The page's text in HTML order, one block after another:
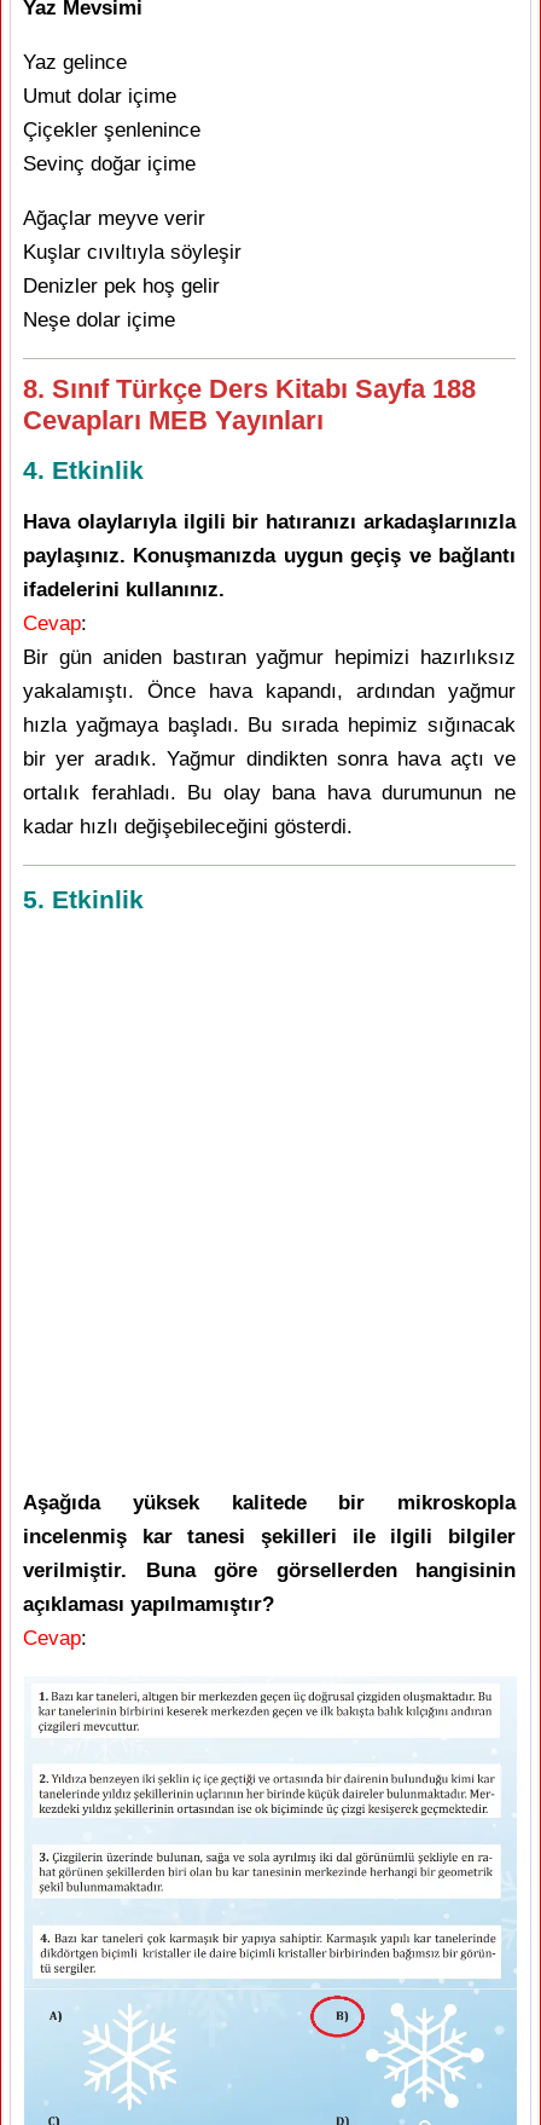
Yaz Mevsimi
Yaz gelince
Umut dolar içime
Çiçekler şenlenince
Sevinç doğar içime
Ağaçlar meyve verir
Kuşlar cıvıltıyla söyleşir
Denizler pek hoş gelir
Neşe dolar içime
8. Sınıf Türkçe Ders Kitabı Sayfa 188
Cevapları MEB Yayınları
4. Etkinlik
Hava olaylarıyla ilgili bir hatıranızı arkadaşlarınızla
paylaşınız. Konuşmanızda uygun geçiş ve bağlantı
ifadelerini kullanınız.
Cevap:
Bir gün aniden bastıran yağmur hepimizi hazırlıksız
yakalamıştı. Önce hava kapandı, ardından yağmur
hızla yağmaya başladı. Bu sırada hepimiz sığınacak
bir yer aradık. Yağmur dindikten sonra hava açtı ve
ortalık ferahladı. Bu olay bana hava durumunun ne
kadar hızlı değişebileceğini gösterdi.
5. Etkinlik
Aşağıda yüksek kalitede bir mikroskopla
incelenmiş kar tanesi şekilleri ile ilgili bilgiler
verilmiştir. Buna göre görsellerden hangisinin
açıklaması yapılmamıştır?
Cevap: